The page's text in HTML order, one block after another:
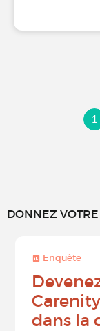
1
DONNEZ
Enquête
dans la